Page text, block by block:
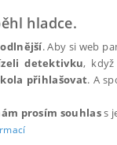
hladce.
. Aby si web
detektivku,
přihlašovat. A
prosím souhlass